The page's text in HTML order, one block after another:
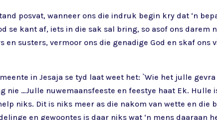
posvat, wanneer ons die indruk begin kry dat ‘n
se kant af, iets in die sak sal bring, so asof ons darem
susters, vermoor ons die genadige God en skaf ons
in Jesaja se tyd laat weet het: `Wie het julle
…Julle nuwemaansfeeste en feestye haat Ek. Hulle
niks. Dit is niks meer as die nakom van wette en
en gewoontes is daar niks wat ‘n mens daaraan